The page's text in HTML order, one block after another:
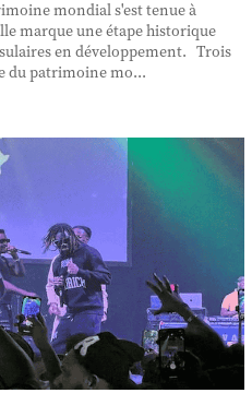
mondial s'est tenue à
marque une étape historique
en développement. Trois
du patrimoine mo...